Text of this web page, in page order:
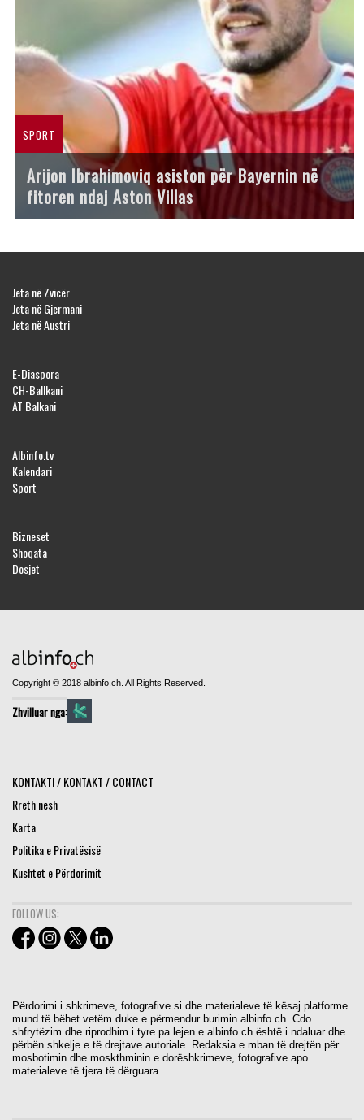
SPORT
Arijon Ibrahimoviq asiston për Bayernin në
fitoren ndaj Aston Villas
Jeta në Zvicër
Jeta në Gjermani
Jeta në Austri
E-Diaspora
CH-Ballkani
AT Balkani
Albinfo.tv
Kalendari
Sport
Bizneset
Shoqata
Dosjet
Copyright © 2018 albinfo.ch. All Rights Reserved.
Zhvilluar nga:
KONTAKTI / KONTAKT / CONTACT
Rreth nesh
Karta
Politika e Privatësisë
Kushtet e Përdorimit
FOLLOW US:
Përdorimi i shkrimeve, fotografive si dhe materialeve të kësaj platforme
mund të bëhet vetëm duke e përmendur burimin albinfo.ch. Cdo
shfrytëzim dhe riprodhim i tyre pa lejen e albinfo.ch është i ndaluar dhe
përbën shkelje e të drejtave autoriale. Redaksia e mban të drejtën për
mosbotimin dhe moskthminin e dorëshkrimeve, fotografive apo
materialeve të tjera të dërguara.